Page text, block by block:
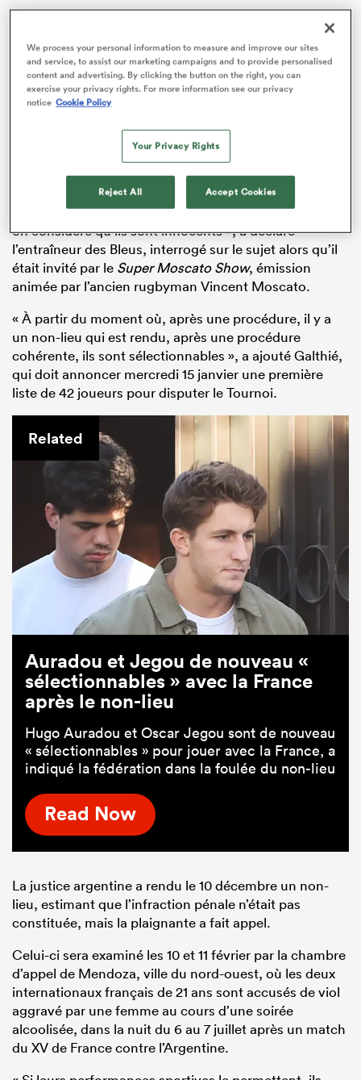
« Aujourd’hui, il y a un non-lieu qui était évident et qui
est clair. Donc à partir du moment où il y a un non-lieu,
on considère qu’ils sont innocents », a déclaré
l’entraîneur des Bleus, interrogé sur le sujet alors qu’il
était invité par le Super Moscato Show, émission
animée par l’ancien rugbyman Vincent Moscato.
« À partir du moment où, après une procédure, il y a
un non-lieu qui est rendu, après une procédure
cohérente, ils sont sélectionnables », a ajouté Galthié,
qui doit annoncer mercredi 15 janvier une première
liste de 42 joueurs pour disputer le Tournoi.
Related
Auradou et Jegou de nouveau «
sélectionnables » avec la France
après le non-lieu
Hugo Auradou et Oscar Jegou sont de nouveau
« sélectionnables » pour jouer avec la France, a
indiqué la fédération dans la foulée du non-lieu
Read Now
La justice argentine a rendu le 10 décembre un non-
lieu, estimant que l’infraction pénale n’était pas
constituée, mais la plaignante a fait appel.
Celui-ci sera examiné les 10 et 11 février par la chambre
d’appel de Mendoza, ville du nord-ouest, où les deux
internationaux français de 21 ans sont accusés de viol
aggravé par une femme au cours d’une soirée
alcoolisée, dans la nuit du 6 au 7 juillet après un match
du XV de France contre l’Argentine.
We process your personal information to measure and improve our sites
and service, to assist our marketing campaigns and to provide personalised
content and advertising. By clicking the button on the right, you can
exercise your privacy rights. For more information see our privacy
notice Cookie Policy
Your Privacy Rights
Reject All Accept Cookies